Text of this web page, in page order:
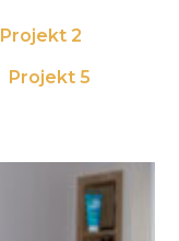
Projekt 2
Projekt 5